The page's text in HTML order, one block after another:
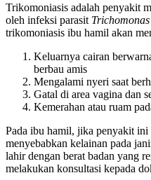
Trikomoniasis adalah penyakit
oleh infeksi parasit
trikomoniasis ibu hamil akan
Keluarnya cairan
berbau amis
Mengalami nyeri saat
Gatal di area vagina dan
Kemerahan atau ruam
Pada ibu hamil, jika penyakit
menyebabkan kelainan pada
lahir dengan berat badan yang
melakukan konsultasi kepada